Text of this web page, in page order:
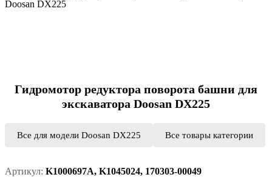
Гидромотор редуктора поворота башни для
экскаватора Doosan DX225
Все для модели Doosan DX225 Все товары категории
Артикул: K1000697A, K1045024, 170303-00049